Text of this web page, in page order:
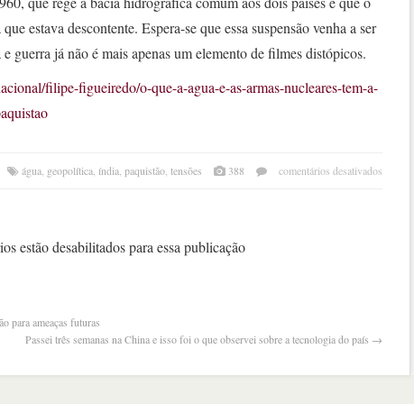
estava descontente. Espera-se que essa suspensão venha a ser
guerra já não é mais apenas um elemento de filmes distópicos.
filipe-figueiredo/o-que-a-agua-e-as-armas-nucleares-tem-a-
água, geopolítica, índia, paquistão, tensões 388 comentários desativados
a
estão desabilitados para essa publicação
para ameaças futuras
Passei três semanas na China e isso foi o que observei sobre a tecnologia do país →